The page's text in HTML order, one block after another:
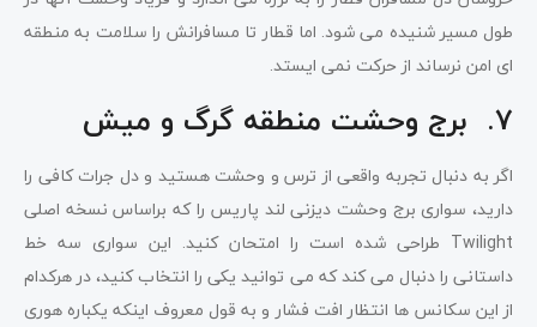
طول مسیر شنیده می شود. اما قطار تا مسافرانش را سلامت به منطقه
ای امن نرساند از حرکت نمی ایستد.
7. برج وحشت منطقه گرگ و میش
اگر به دنبال تجربه واقعی از ترس و وحشت هستید و دل جرات کافی را
دارید، سواری برج وحشت دیزنی لند پاریس را که براساس نسخه اصلی
Twilight طراحی شده است را امتحان کنید. این سواری سه خط
داستانی را دنبال می کند که می توانید یکی را انتخاب کنید، در هرکدام
از این سکانس ها انتظار افت فشار و به قول معروف اینکه یکباره هوری